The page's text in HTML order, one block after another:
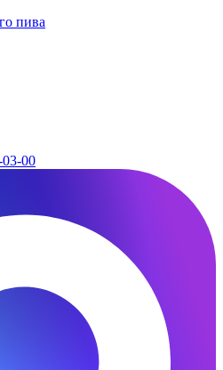
пива
00